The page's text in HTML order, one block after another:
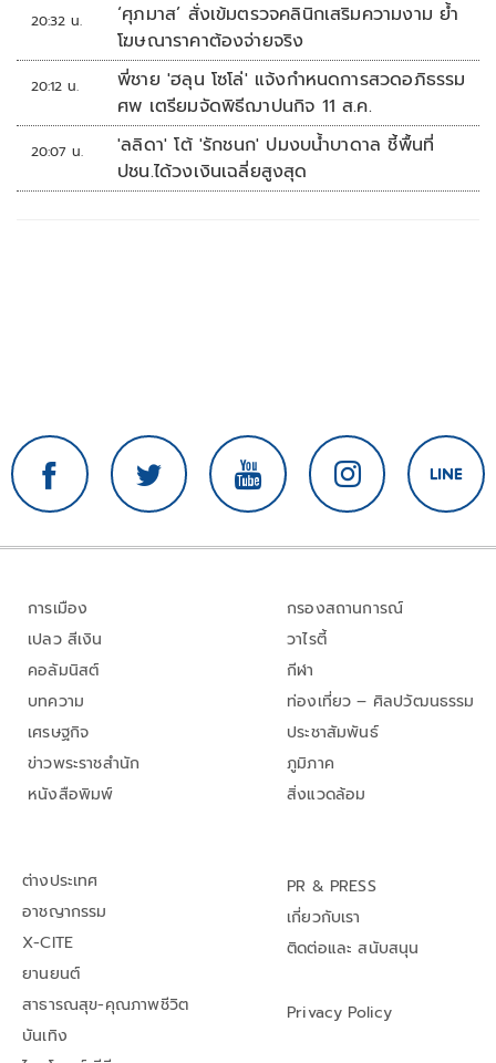
20:32 น.
‘ศุภมาส’ สั่งเข้มตรวจคลินิกเสริมความงาม ย้ำ
โฆษณาราคาต้องจ่ายจริง
20:12 น.
พี่ชาย 'ฮลุน โซโล่' แจ้งกำหนดการสวดอภิธรรม
ศพ เตรียมจัดพิธีฌาปนกิจ 11 ส.ค.
20:07 น.
'ลลิดา' โต้ 'รักชนก' ปมงบน้ำบาดาล ชี้พื้นที่
ปชน.ได้วงเงินเฉลี่ยสูงสุด
การเมือง
เปลว สีเงิน
คอลัมนิสต์
บทความ
เศรษฐกิจ
ข่าวพระราชสำนัก
หนังสือพิมพ์
กรองสถานการณ์
วาไรตี้
กีฬา
ท่องเที่ยว – ศิลปวัฒนธรรม
ประชาสัมพันธ์
ภูมิภาค
สิ่งแวดล้อม
ต่างประเทศ
อาชญากรรม
X-CITE
ยานยนต์
สาธารณสุข-คุณภาพชีวิต
บันเทิง
PR & PRESS
เกี่ยวกับเรา
ติดต่อและ สนับสนุน
Privacy Policy